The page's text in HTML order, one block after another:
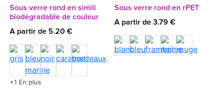
Sous verre rond en simili
biodégradable de couleur
A partir de 5.20 €
+1 En plus
Sous verre rond en rPET
A partir de 3.79 €